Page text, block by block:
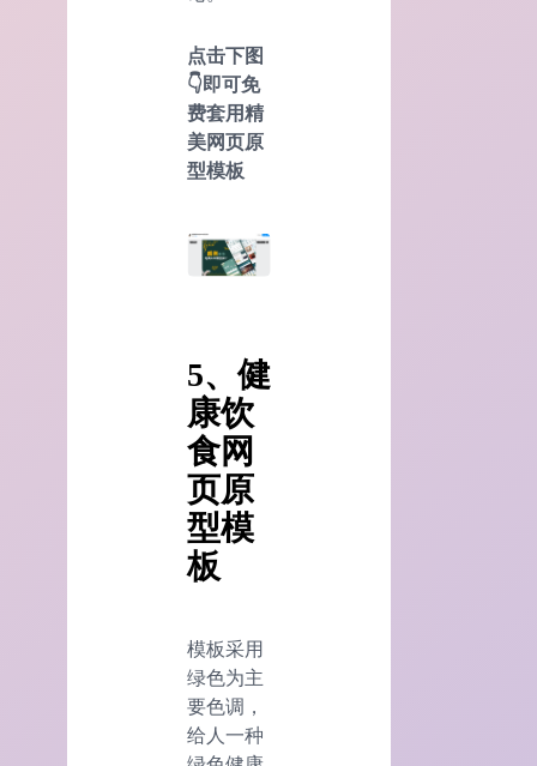
点击下图
👇即可免
费套用精
美网页原
型模板
5、健
康饮
食网
页原
型模
板
模板采用
绿色为主
要色调，
给人一种